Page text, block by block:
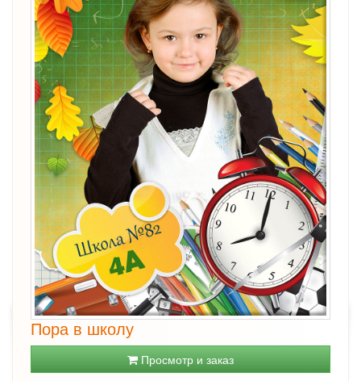
Пора в школу
Просмотр и заказ